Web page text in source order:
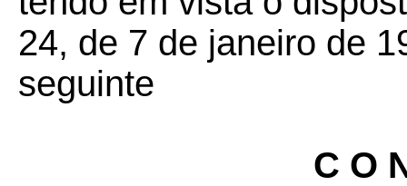
24, de 7 de janeiro de
seguinte
C O